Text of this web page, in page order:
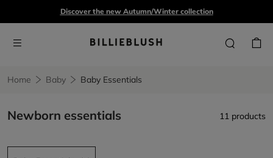
Discover the new Autumn/Winter collection
Home Baby Baby Essentials
Newborn essentials 11 products